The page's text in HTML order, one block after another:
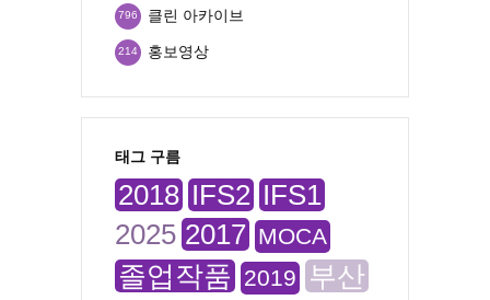
클린 아카이브
796
홍보영상
214
태그 구름
2018 IFS2 IFS1
2025 2017 MOCA
졸업작품 2019 부산